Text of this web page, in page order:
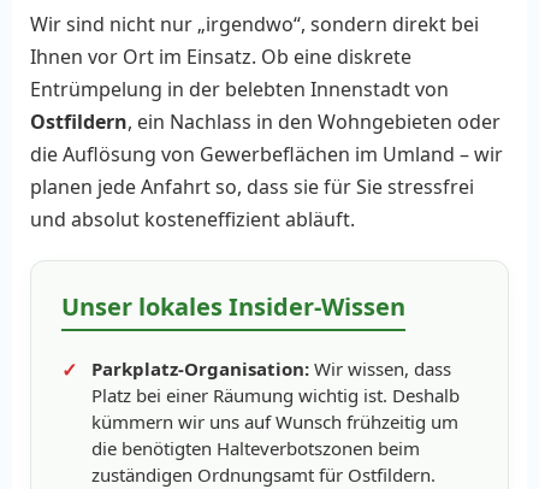
Wir sind nicht nur „irgendwo“, sondern direkt bei
Ihnen vor Ort im Einsatz. Ob eine diskrete
Entrümpelung in der belebten Innenstadt von
Ostfildern, ein Nachlass in den Wohngebieten oder
die Auflösung von Gewerbeflächen im Umland – wir
planen jede Anfahrt so, dass sie für Sie stressfrei
und absolut kosteneffizient abläuft.
Unser lokales Insider-Wissen
Parkplatz-Organisation: Wir wissen, dass
Platz bei einer Räumung wichtig ist. Deshalb
kümmern wir uns auf Wunsch frühzeitig um
die benötigten Halteverbotszonen beim
zuständigen Ordnungsamt für Ostfildern.